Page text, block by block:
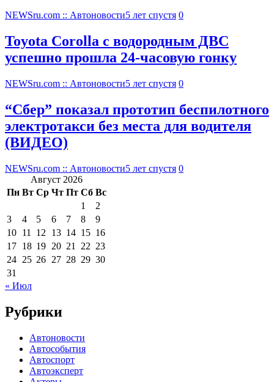
NEWSru.com :: Автоновости5 лет спустя 0
Toyota Corolla с водородным ДВС
успешно прошла 24-часовую гонку
NEWSru.com :: Автоновости5 лет спустя 0
“Сбер” показал прототип беспилотного
электротакси без места для водителя
(ВИДЕО)
NEWSru.com :: Автоновости5 лет спустя 0
Август 2026
Пн Вт Ср Чт Пт Сб Вс
1
2
3
4 5 6 7 8
9
10 11 12 13 14 15 16
17 18 19 20 21 22 23
24 25 26 27 28 29 30
31
« Июл
Рубрики
Автоновости
Автособытия
Автоспорт
Автоэксперт